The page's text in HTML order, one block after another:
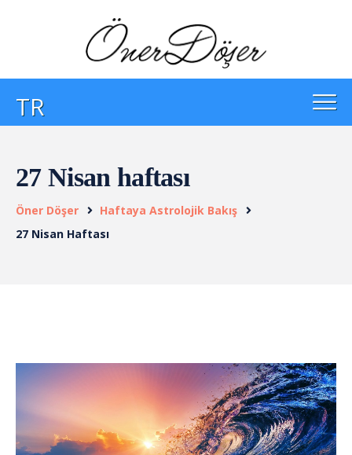
TR
27 Nisan haftası
Öner Döşer
Haftaya Astrolojik Bakış
27 Nisan Haftası